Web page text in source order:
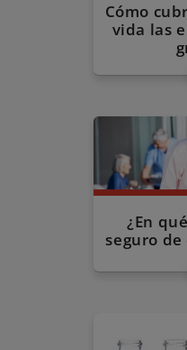
Cómo
vida las
¿En
seguro